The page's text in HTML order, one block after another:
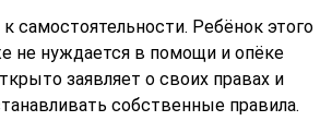
самостоятельности. Ребёнок этого
не нуждается в помощи и опёке
заявляет о своих правах и
собственные правила.